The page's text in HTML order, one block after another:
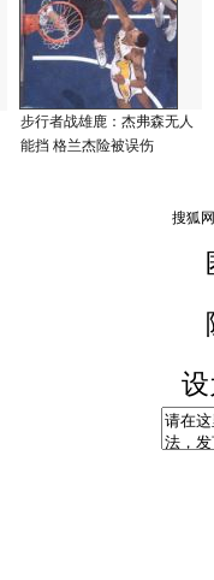
步行者战雄鹿：杰弗森无人
能挡 格兰杰险被误伤